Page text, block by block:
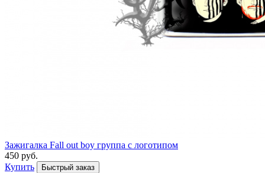
Зажигалка Fall out boy группа с логотипом
450 руб.
Купить
Быстрый заказ